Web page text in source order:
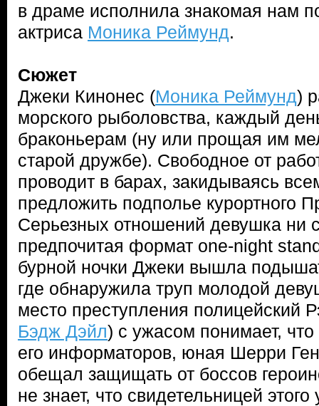
в драме исполнила знакомая нам
актриса Моника Реймунд.
Сюжет
Джеки Кинонес (Моника Реймунд)
морского рыболовства, каждый
браконьерам (ну или прощая им
старой дружбе). Свободное от
проводит в барах, закидываясь
предложить подполье курортного
Серьезных отношений девушка ни
предпочитая формат one-night
бурной ночки Джеки вышла
где обнаружила труп молодой
место преступления полицейский
Бэдж Дэйл) с ужасом понимает,
его информаторов, юная Шерри
обещал защищать от боссов
не знает, что свидетельницей